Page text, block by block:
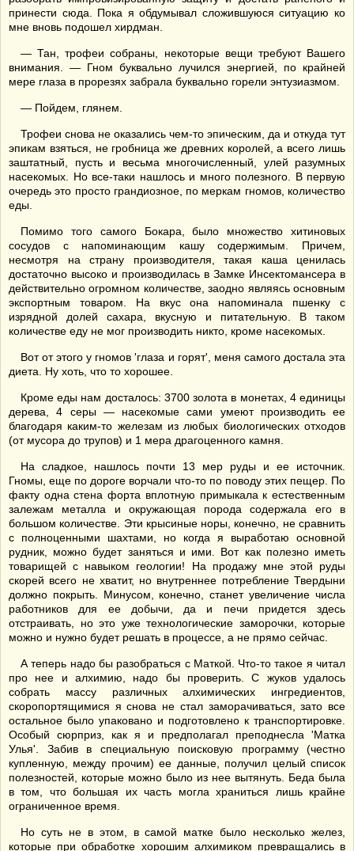
принести сюда. Пока я обдумывал сложившуюся ситуацию ко
мне вновь подошел хирдман.
— Тан, трофеи собраны, некоторые вещи требуют Вашего
внимания. — Гном буквально лучился энергией, по крайней
мере глаза в прорезях забрала буквально горели энтузиазмом.
— Пойдем, глянем.
Трофеи снова не оказались чем-то эпическим, да и откуда тут
эпикам взяться, не гробница же древних королей, а всего лишь
заштатный, пусть и весьма многочисленный, улей разумных
насекомых. Но все-таки нашлось и много полезного. В первую
очередь это просто грандиозное, по меркам гномов, количество
еды.
Помимо того самого Бокара, было множество хитиновых
сосудов с напоминающим кашу содержимым. Причем,
несмотря на страну производителя, такая каша ценилась
достаточно высоко и производилась в Замке Инсектомансера в
действительно огромном количестве, заодно являясь основным
экспортным товаром. На вкус она напоминала пшенку с
изрядной долей сахара, вкусную и питательную. В таком
количестве еду не мог производить никто, кроме насекомых.
Вот от этого у гномов 'глаза и горят', меня самого достала эта
диета. Ну хоть, что то хорошее.
Кроме еды нам досталось: 3700 золота в монетах, 4 единицы
дерева, 4 серы — насекомые сами умеют производить ее
благодаря каким-то железам из любых биологических отходов
(от мусора до трупов) и 1 мера драгоценного камня.
На сладкое, нашлось почти 13 мер руды и ее источник.
Гномы, еще по дороге ворчали что-то по поводу этих пещер. По
факту одна стена форта вплотную примыкала к естественным
залежам металла и окружающая порода содержала его в
большом количестве. Эти крысиные норы, конечно, не сравнить
с полноценными шахтами, но когда я выработаю основной
рудник, можно будет заняться и ими. Вот как полезно иметь
товарищей с навыком геологии! На продажу мне этой руды
скорей всего не хватит, но внутреннее потребление Твердыни
должно покрыть. Минусом, конечно, станет увеличение числа
работников для ее добычи, да и печи придется здесь
отстраивать, но это уже технологические заморочки, которые
можно и нужно будет решать в процессе, а не прямо сейчас.
А теперь надо бы разобраться с Маткой. Что-то такое я читал
про нее и алхимию, надо бы проверить. С жуков удалось
собрать массу различных алхимических ингредиентов,
скоропортящимися я снова не стал заморачиваться, зато все
остальное было упаковано и подготовлено к транспортировке.
Особый сюрприз, как я и предполагал преподнесла 'Матка
Улья'. Забив в специальную поисковую программу (честно
купленную, между прочим) ее данные, получил целый список
полезностей, которые можно было из нее вытянуть. Беда была
в том, что большая их часть могла храниться лишь крайне
ограниченное время.
Но суть не в этом, в самой матке было несколько желез,
которые при обработке хорошим алхимиком превращались в